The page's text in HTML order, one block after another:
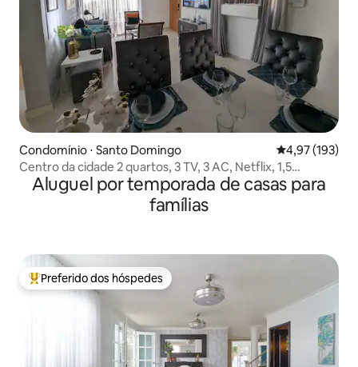
Condomínio ⋅ Santo Domingo 4,97 de uma
4,97 (193)
Centro da cidade 2 quartos, 3 TV, 3 AC, Netflix, 1,5
banheiro
Aluguel por temporada de casas para
famílias
Entre os melhores preferidos dos hóspedes
Preferido dos hóspedes